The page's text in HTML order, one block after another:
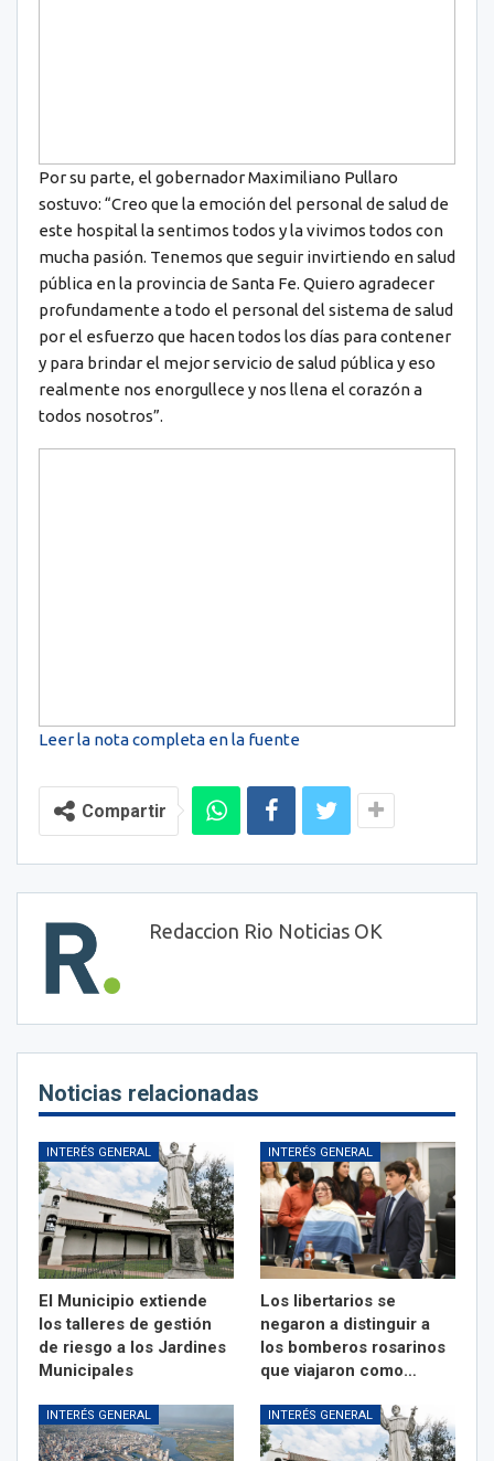
Por su parte, el gobernador Maximiliano Pullaro
sostuvo: “Creo que la emoción del personal de salud de
este hospital la sentimos todos y la vivimos todos con
mucha pasión. Tenemos que seguir invirtiendo en salud
pública en la provincia de Santa Fe. Quiero agradecer
profundamente a todo el personal del sistema de salud
por el esfuerzo que hacen todos los días para contener
y para brindar el mejor servicio de salud pública y eso
realmente nos enorgullece y nos llena el corazón a
todos nosotros”.
Leer la nota completa en la fuente
Compartir
Redaccion Rio Noticias OK
Noticias relacionadas
INTERÉS GENERAL
El Municipio extiende
los talleres de gestión
de riesgo a los Jardines
Municipales
INTERÉS GENERAL
Los libertarios se
negaron a distinguir a
los bomberos rosarinos
que viajaron como…
INTERÉS GENERAL INTERÉS GENERAL